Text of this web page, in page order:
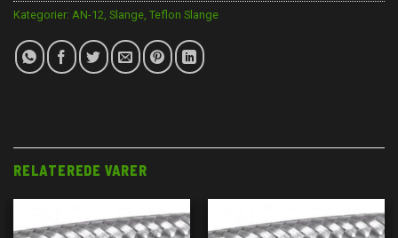
Kategorier: AN-12, Slange, Teflon Slange
RELATEREDE VARER